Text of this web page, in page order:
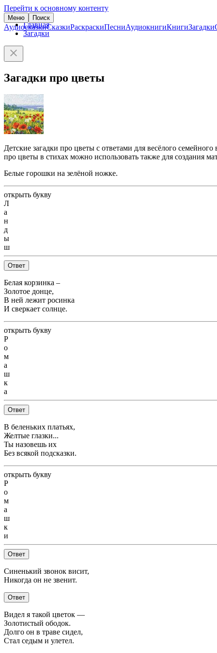
Перейти к основному контенту
Меню Поиск
АудиосказкиСказкиРаскраскиПесниАудиокнигиКнигиЗагадки
Главная
Загадки
Загадки про цветы
Детские загадки про цветы с ответами для весёлого
про цветы в стихах можно использовать также для создания
Белые горошки на зелёной ножке.
открыть букву
Л
а
н
д
ы
ш
Ответ
Белая корзинка –
Золотое донце,
В ней лежит росинка
И сверкает солнце.
открыть букву
Р
о
м
а
ш
к
а
Ответ
В беленьких платьях,
Желтые глазки...
Ты назовешь их
Без всякой подсказки.
открыть букву
Р
о
м
а
ш
к
и
Ответ
Синенький звонок висит,
Никогда он не звенит.
Ответ
Видел я такой цветок —
Золотистый ободок.
Долго он в траве сидел,
Стал седым и улетел.